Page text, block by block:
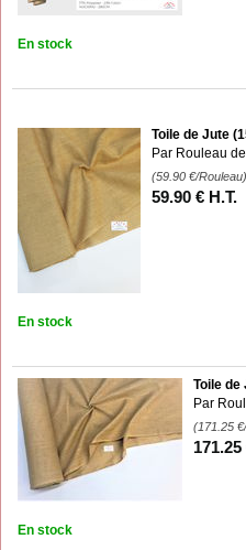
En stock
Toile de Jute
Par Rouleau
(59.90 €/Rouleau)
59.90 € H.T.
En stock
Toile de
Par
(171.25 €
171.25
En stock